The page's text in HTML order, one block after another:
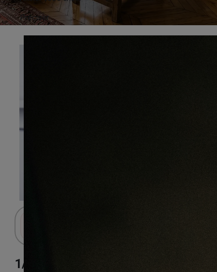
Préciser
1/4 de rond blanc